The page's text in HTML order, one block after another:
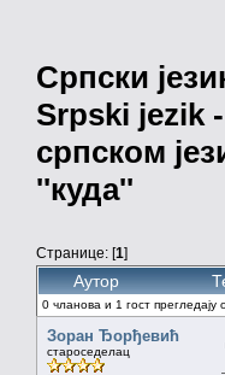
Српски
Srpski jezik
српском
''куда''
Странице: [1]
Аутор
0 чланова и 1 гост прегледају
Зоран Ђорђевић
староседелац